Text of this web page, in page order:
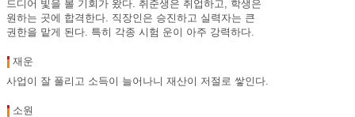
드디어 빛을 볼 기회가 왔다. 취준생은 취업하고, 학생은
원하는 곳에 합격한다. 직장인은 승진하고 실력자는 큰
권한을 맡게 된다. 특히 각종 시험 운이 아주 강력하다.
재운
사업이 잘 풀리고 소득이 늘어나니 재산이 저절로 쌓인다.
소원